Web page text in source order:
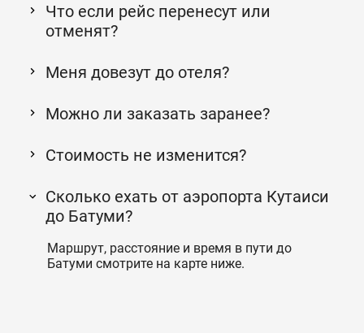
Что если рейс перенесут или
отменят?
Меня довезут до отеля?
Можно ли заказать заранее?
Стоимость не изменится?
Сколько ехать от аэропорта Кутаиси
до Батуми?
Маршрут, расстояние и время в пути до
Батуми смотрите на карте ниже.